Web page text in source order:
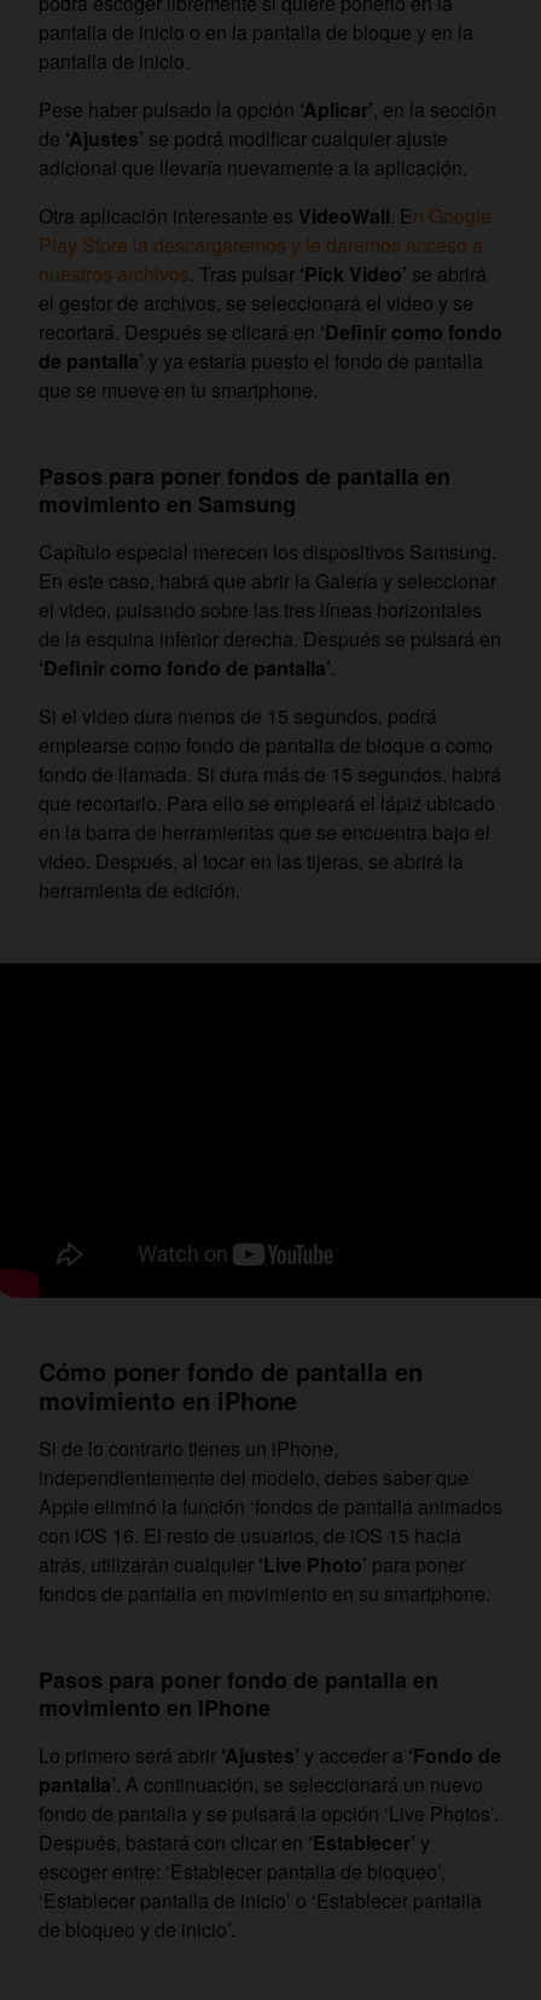
pantalla de inicio o en la pantalla de bloque y en la
pantalla de inicio.
Pese haber pulsado la opción ‘Aplicar’, en la sección
de ‘Ajustes’ se podrá modificar cualquier ajuste
adicional que llevaría nuevamente a la aplicación.
Otra aplicación interesante es VideoWall. En Google
Play Store la descargaremos y le daremos acceso a
nuestros archivos. Tras pulsar ‘Pick Video’ se abrirá
el gestor de archivos, se seleccionará el video y se
recortará. Después se clicará en ‘Definir como fondo
de pantalla’ y ya estaría puesto el fondo de pantalla
que se mueve en tu smartphone.
Pasos para poner fondos de pantalla en
movimiento en Samsung
Capítulo especial merecen los dispositivos Samsung.
En este caso, habrá que abrir la Galería y seleccionar
el video, pulsando sobre las tres líneas horizontales
de la esquina inferior derecha. Después se pulsará en
‘Definir como fondo de pantalla’.
Si el video dura menos de 15 segundos, podrá
emplearse como fondo de pantalla de bloque o como
fondo de llamada. Si dura más de 15 segundos, habrá
que recortarlo. Para ello se empleará el lápiz ubicado
en la barra de herramientas que se encuentra bajo el
video. Después, al tocar en las tijeras, se abrirá la
herramienta de edición.
Cómo poner fondo de pantalla en
movimiento en iPhone
Si de lo contrario tienes un iPhone,
independientemente del modelo, debes saber que
Apple eliminó la función ‘fondos de pantalla animados
con iOS 16. El resto de usuarios, de iOS 15 hacia
atrás, utilizarán cualquier ‘Live Photo’ para poner
fondos de pantalla en movimiento en su smartphone.
Pasos para poner fondo de pantalla en
movimiento en iPhone
Lo primero será abrir ‘Ajustes’ y acceder a ‘Fondo de
pantalla’. A continuación, se seleccionará un nuevo
fondo de pantalla y se pulsará la opción ‘Live Photos’.
Después, bastará con clicar en ‘Establecer’ y
escoger entre: ‘Establecer pantalla de bloqueo’,
‘Establecer pantalla de inicio’ o ‘Establecer pantalla
de bloqueo y de inicio’.